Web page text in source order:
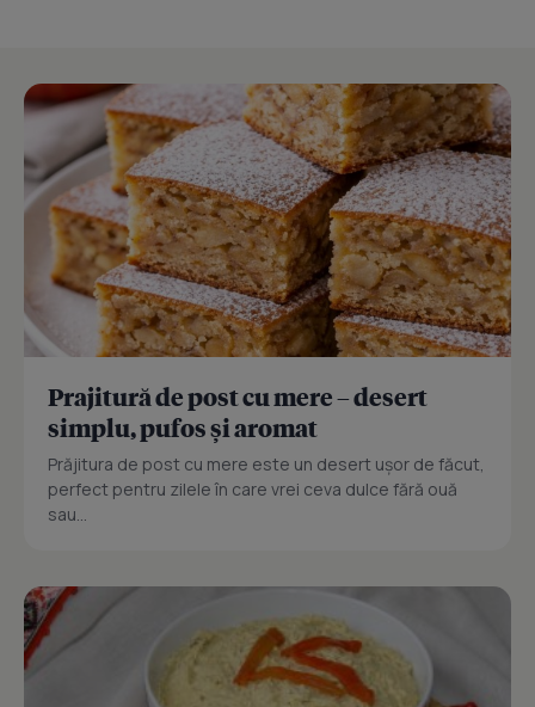
Prajitură de post cu mere – desert
simplu, pufos și aromat
Prăjitura de post cu mere este un desert ușor de făcut,
perfect pentru zilele în care vrei ceva dulce fără ouă
sau...